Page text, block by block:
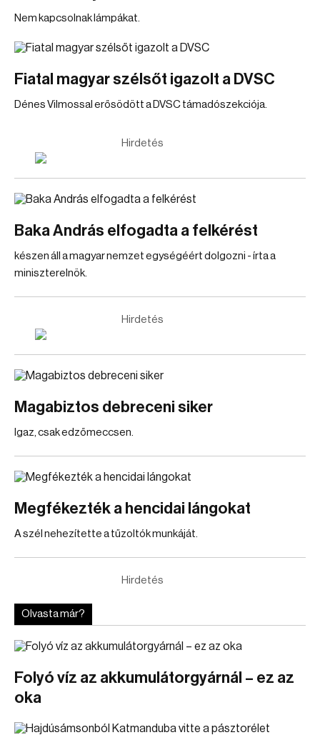
Nem kapcsolnak lámpákat.
Fiatal magyar szélsőt igazolt a DVSC
Dénes Vilmossal erősödött a DVSC támadószekciója.
Hirdetés
Baka András elfogadta a felkérést
készen áll a magyar nemzet egységéért dolgozni - írta a
miniszterelnök.
Hirdetés
Magabiztos debreceni siker
Igaz, csak edzőmeccsen.
Megfékezték a hencidai lángokat
A szél nehezítette a tűzoltók munkáját.
Hirdetés
Olvasta már?
Folyó víz az akkumulátorgyárnál – ez az
oka